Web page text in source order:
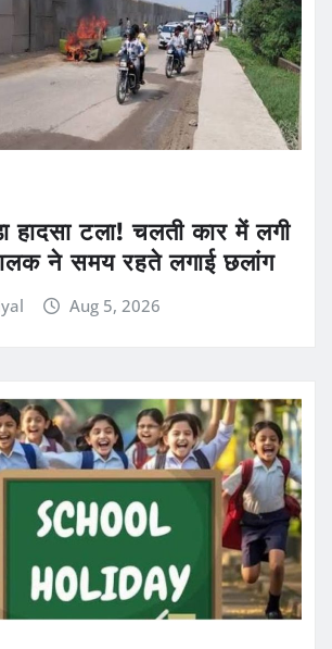
हादसा टला! चलती कार में लगी
ने समय रहते लगाई छलांग
Aug 5, 2026